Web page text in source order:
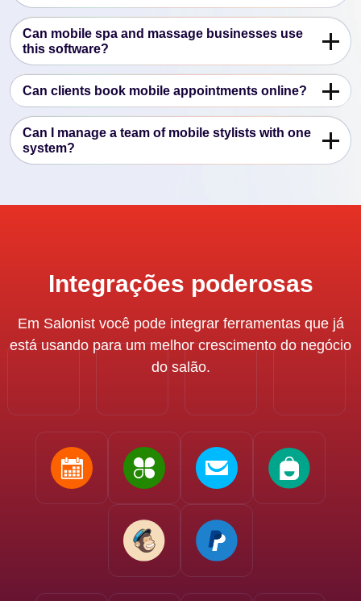
Can mobile spa and massage businesses use
this software?
Can clients book mobile appointments online?
Can I manage a team of mobile stylists with one
system?
Integrações poderosas
Em Salonist você pode integrar ferramentas que já
está usando para um melhor crescimento do negócio
do salão.